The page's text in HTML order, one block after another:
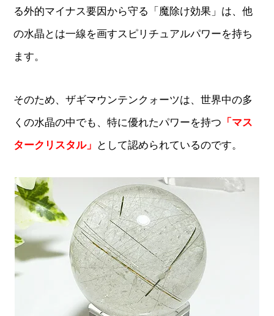
る外的マイナス要因から守る「魔除け効果」は、他
の水晶とは一線を画すスピリチュアルパワーを持ち
ます。
そのため、ザギマウンテンクォーツは、世界中の多
くの水晶の中でも、特に優れたパワーを持つ 「マス
タークリスタル」
として認められているのです。